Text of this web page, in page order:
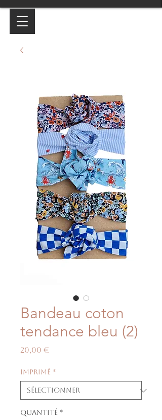
Bandeau coton
tendance bleu (2)
20,00 €
Imprimé *
Quantité *